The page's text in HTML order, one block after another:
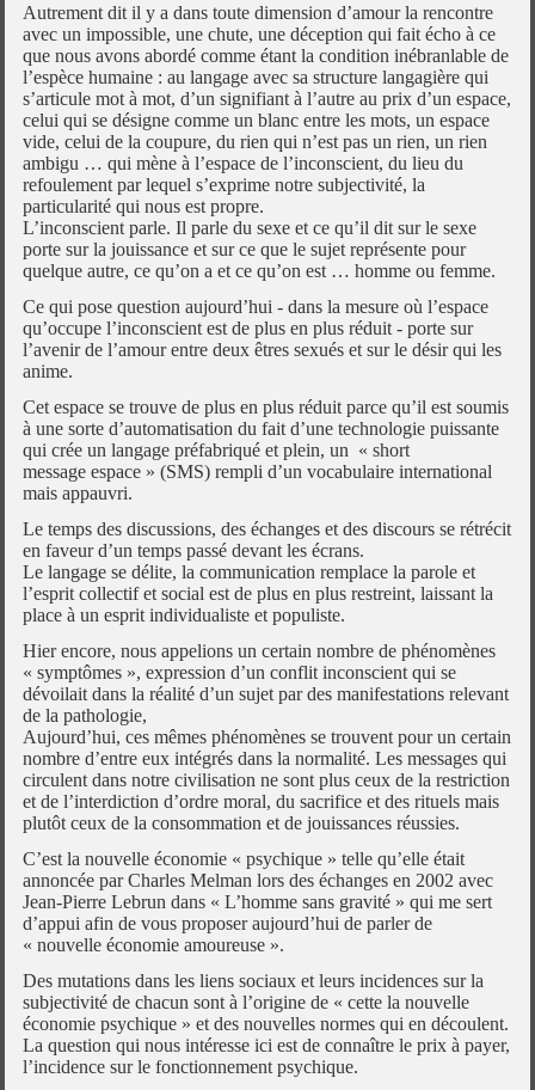
Autrement dit il y a dans toute dimension d’amour la rencontre
avec un impossible, une chute, une déception qui fait écho à ce
que nous avons abordé comme étant la condition inébranlable de
l’espèce humaine : au langage avec sa structure langagière qui
s’articule mot à mot, d’un signifiant à l’autre au prix d’un espace,
celui qui se désigne comme un blanc entre les mots, un espace
vide, celui de la coupure, du rien qui n’est pas un rien, un rien
ambigu … qui mène à l’espace de l’inconscient, du lieu du
refoulement par lequel s’exprime notre subjectivité, la
particularité qui nous est propre.
L’inconscient parle. Il parle du sexe et ce qu’il dit sur le sexe
porte sur la jouissance et sur ce que le sujet représente pour
quelque autre, ce qu’on a et ce qu’on est … homme ou femme.
Ce qui pose question aujourd’hui - dans la mesure où l’espace
qu’occupe l’inconscient est de plus en plus réduit - porte sur
l’avenir de l’amour entre deux êtres sexués et sur le désir qui les
anime.
Cet espace se trouve de plus en plus réduit parce qu’il est soumis
à une sorte d’automatisation du fait d’une technologie puissante
qui crée un langage préfabriqué et plein, un « short
message espace » (SMS) rempli d’un vocabulaire international
mais appauvri.
Le temps des discussions, des échanges et des discours se rétrécit
en faveur d’un temps passé devant les écrans.
Le langage se délite, la communication remplace la parole et
l’esprit collectif et social est de plus en plus restreint, laissant la
place à un esprit individualiste et populiste.
Hier encore, nous appelions un certain nombre de phénomènes
« symptômes », expression d’un conflit inconscient qui se
dévoilait dans la réalité d’un sujet par des manifestations relevant
de la pathologie,
Aujourd’hui, ces mêmes phénomènes se trouvent pour un certain
nombre d’entre eux intégrés dans la normalité. Les messages qui
circulent dans notre civilisation ne sont plus ceux de la restriction
et de l’interdiction d’ordre moral, du sacrifice et des rituels mais
plutôt ceux de la consommation et de jouissances réussies.
C’est la nouvelle économie « psychique » telle qu’elle était
annoncée par Charles Melman lors des échanges en 2002 avec
Jean-Pierre Lebrun dans « L’homme sans gravité » qui me sert
d’appui afin de vous proposer aujourd’hui de parler de
« nouvelle économie amoureuse ».
Des mutations dans les liens sociaux et leurs incidences sur la
subjectivité de chacun sont à l’origine de « cette la nouvelle
économie psychique » et des nouvelles normes qui en découlent.
La question qui nous intéresse ici est de connaître le prix à payer,
l’incidence sur le fonctionnement psychique.